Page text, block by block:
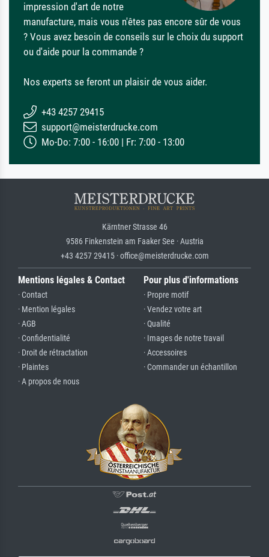
impression d'art de notre
manufacture, mais vous n'êtes pas encore sûr de vous
? Vous avez besoin de conseils sur le choix du support
ou d'aide pour la commande ?
Nos experts se feront un plaisir de vous aider.
+43 4257 29415
support@meisterdrucke.com
Mo-Do: 7:00 - 16:00 | Fr: 7:00 - 13:00
Kärntner Strasse 46
9586 Finkenstein am Faaker See · Austria
+43 4257 29415 · office@meisterdrucke.com
Mentions légales & Contact
· Contact
· Mention légales
· AGB
· Confidentialité
· Droit de rétractation
· Plaintes
· A propos de nous
Pour plus d'informations
· Propre motif
· Vendez votre art
· Qualité
· Images de notre travail
· Accessoires
· Commander un échantillon